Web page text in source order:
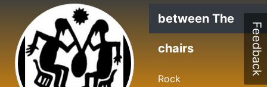
between The
chairs
Rock
Feedback